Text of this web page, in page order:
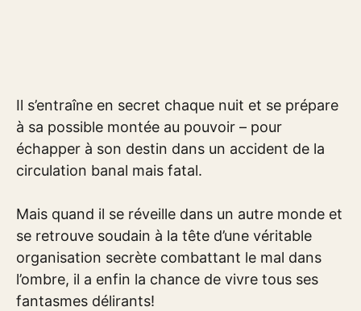
Il s’entraîne en secret chaque nuit et se prépare
à sa possible montée au pouvoir – pour
échapper à son destin dans un accident de la
circulation banal mais fatal.
Mais quand il se réveille dans un autre monde et
se retrouve soudain à la tête d’une véritable
organisation secrète combattant le mal dans
l’ombre, il a enfin la chance de vivre tous ses
fantasmes délirants!